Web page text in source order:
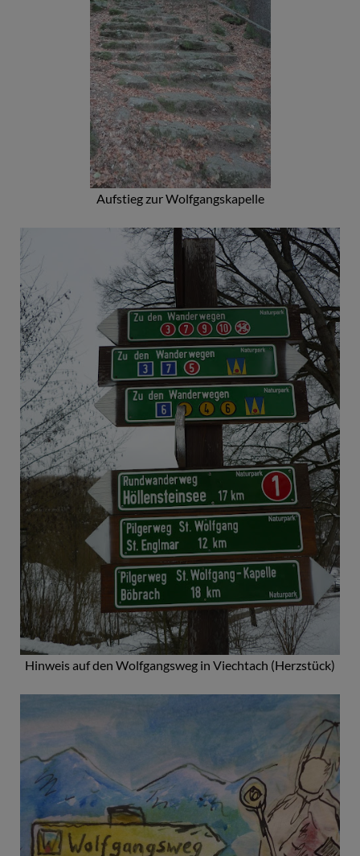
Aufstieg zur Wolfgangskapelle
Hinweis auf den Wolfgangsweg in Viechtach (Herzstück)